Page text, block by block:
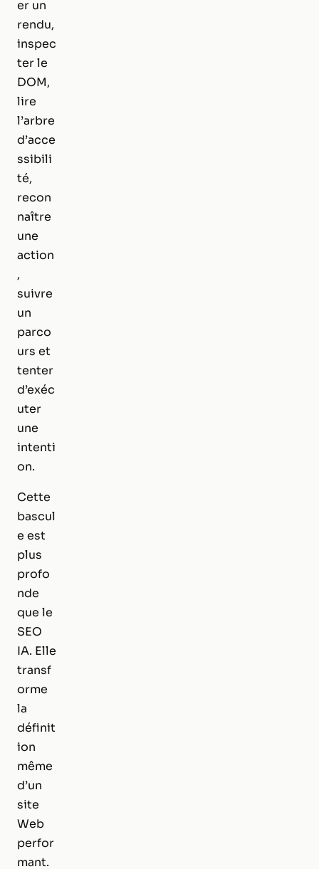
er un
rendu,
inspec
ter le
DOM,
lire
l’arbre
d’acce
ssibili
té,
recon
naître
une
action
,
suivre
un
parco
urs et
tenter
d’exéc
uter
une
intenti
on.
Cette
bascul
e est
plus
profo
nde
que le
SEO
IA. Elle
transf
orme
la
définit
ion
même
d’un
site
Web
perfor
mant.